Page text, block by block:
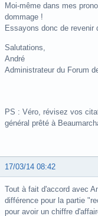
Moi-même dans mes
dommage !
Essayons donc de
Salutations,
André
Administrateur du Forum
PS : Véro, révisez vos
général prêté à
17/03/14 08:42
Tout à fait d'accord avec
différence pour la partie
pour avoir un chiffre